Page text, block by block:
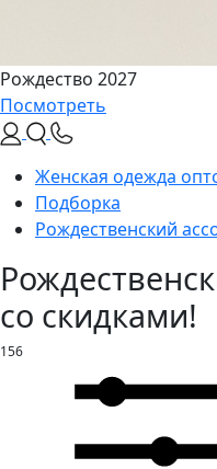
Рождество 2027
Посмотреть
Женская одежда
Подборка
Рождественский
со скидками!
156